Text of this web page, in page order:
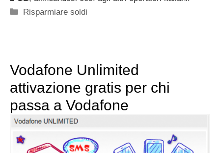
Categorie
Risparmiare soldi
Vodafone Unlimited
attivazione gratis per chi
passa a Vodafone